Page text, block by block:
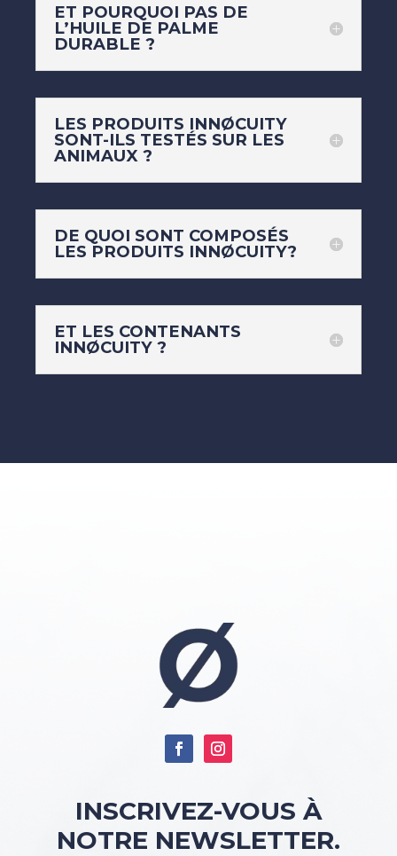
ET POURQUOI PAS DE
L’HUILE DE PALME
DURABLE ?
LES PRODUITS INNØCUITY
SONT-ILS TESTÉS SUR LES
ANIMAUX ?
DE QUOI SONT COMPOSÉS
LES PRODUITS INNØCUITY?
ET LES CONTENANTS
INNØCUITY ?
INSCRIVEZ-VOUS À
NOTRE NEWSLETTER.